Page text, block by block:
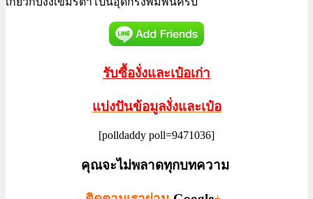
รับซื้องั่งและเป๋อเก่า
แบ่งปันข้อมูลงั่งและเป๋อ
[polldaddy poll=9471036]
คุณจะไม่พลาดทุกบทความ